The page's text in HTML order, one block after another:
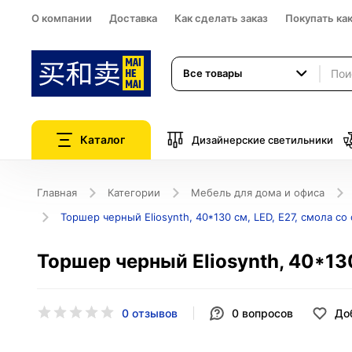
О компании Доставка Как сделать заказ Покупать
Все товары
Каталог Дизайнерские светильники
Главная Категории
Мебель для дома и офиса
Торшер черный Eliosynth, 40*130 см, LED, Е27, смола со
Торшер черный Eliosynth,
0 отзывов 0 вопросов